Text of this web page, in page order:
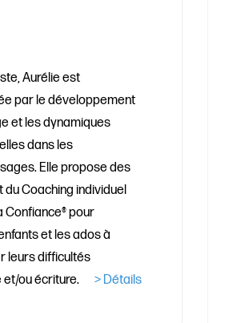
Aurélie est
par le développement
et les dynamiques
dans les
Elle propose des
du Coaching individuel
Confiance® pour
et les ados à
leurs difficultés
et/ou écriture.
> Détails